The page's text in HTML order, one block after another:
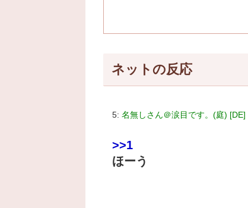
ネットの反応
5: 名無しさん＠涙目です。(庭) [DE]
>>1
ほーう